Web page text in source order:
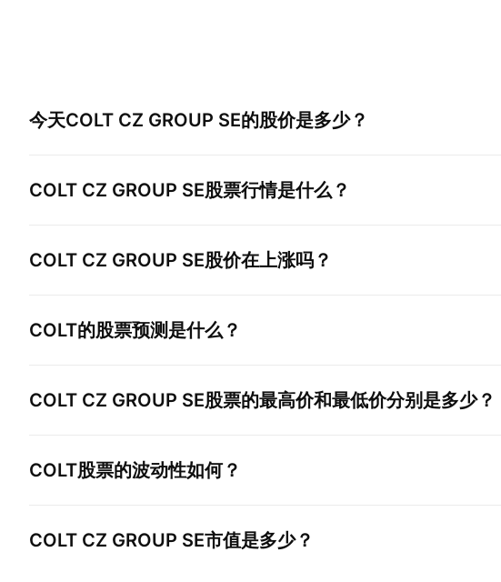
今天COLT CZ GROUP SE的股价是多少？
COLT CZ GROUP SE股票行情是什么？
COLT CZ GROUP SE股价在上涨吗？
COLT的股票预测是什么？
COLT CZ GROUP SE股票的最高价和最低价分别是多少？
COLT股票的波动性如何？
COLT CZ GROUP SE市值是多少？